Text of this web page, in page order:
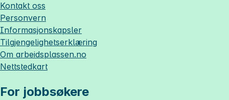
Kontakt oss
Personvern
Informasjonskapsler
Tilgjengelighetserklæring
Om arbeidsplassen.no
Nettstedkart
For jobbsøkere